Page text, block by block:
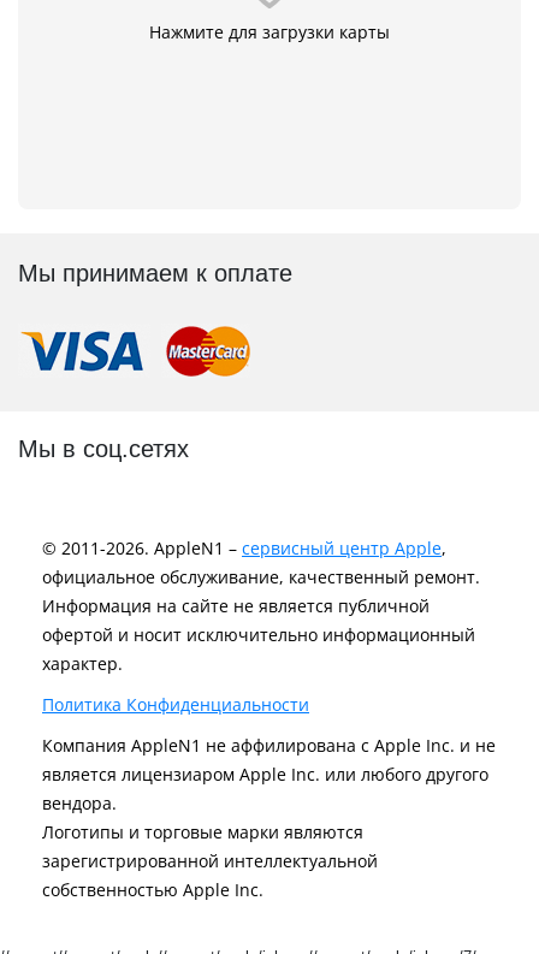
Нажмите для загрузки карты
Мы принимаем к оплате
Мы в соц.сетях
© 2011-2026. AppleN1 – сервисный центр Apple,
официальное обслуживание, качественный ремонт.
Информация на сайте не является публичной
офертой и носит исключительно информационный
характер.
Политика Конфиденциальности
Компания AppleN1 не аффилирована c Apple Inc. и не
является лицензиаром Apple Inc. или любого другого
вендора.
Логотипы и торговые марки являются
зарегистрированной интеллектуальной
собственностью Apple Inc.